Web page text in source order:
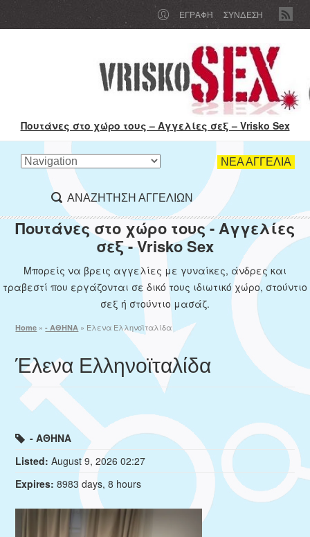
ΕΓΡΑΦΉ ΣΥΝΔΕΣΗ
Πουτάνες στο χώρο τους – Αγγελίες σεξ – Vrisko Sex
ΝΕΑ ΑΓΓΕΛΙΑ
ΑΝΑΖΗΤΗΣΗ ΑΓΓΕΛΙΩΝ
Πουτάνες στο χώρο τους - Αγγελίες
σεξ - Vrisko Sex
Μπορείς να βρεις αγγελίες με γυναίκες, άνδρες και
τραβεστί που εργάζονται σε δικό τους ιδιωτικό χώρο, στούντιο
σεξ ή στούντιο μασάζ.
Home » - ΑΘΗΝΑ » Έλενα Ελληνοϊταλίδα
Έλενα Ελληνοϊταλίδα
- ΑΘΗΝΑ
Listed: August 9, 2026 02:27
Expires: 8983 days, 8 hours